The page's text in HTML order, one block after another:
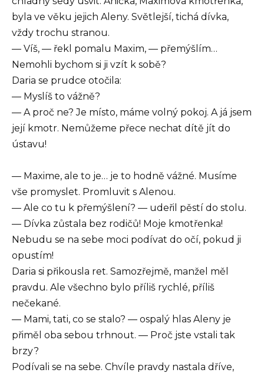
byla ve věku jejich Aleny. Světlejší, tichá dívka,
vždy trochu stranou.
— Víš, — řekl pomalu Maxim, — přemýšlím…
Nemohli bychom si ji vzít k sobě?
Daria se prudce otočila:
— Myslíš to vážně?
— A proč ne? Je místo, máme volný pokoj. A já jsem
její kmotr. Nemůžeme přece nechat dítě jít do
ústavu!
— Maxime, ale to je… je to hodně vážné. Musíme
vše promyslet. Promluvit s Alenou.
— Ale co tu k přemýšlení? — udeřil pěstí do stolu.
— Dívka zůstala bez rodičů! Moje kmotřenka!
Nebudu se na sebe moci podívat do očí, pokud ji
opustím!
Daria si přikousla ret. Samozřejmě, manžel měl
pravdu. Ale všechno bylo příliš rychlé, příliš
nečekané.
— Mami, tati, co se stalo? — ospalý hlas Aleny je
přiměl oba sebou trhnout. — Proč jste vstali tak
brzy?
Podívali se na sebe. Chvíle pravdy nastala dříve,